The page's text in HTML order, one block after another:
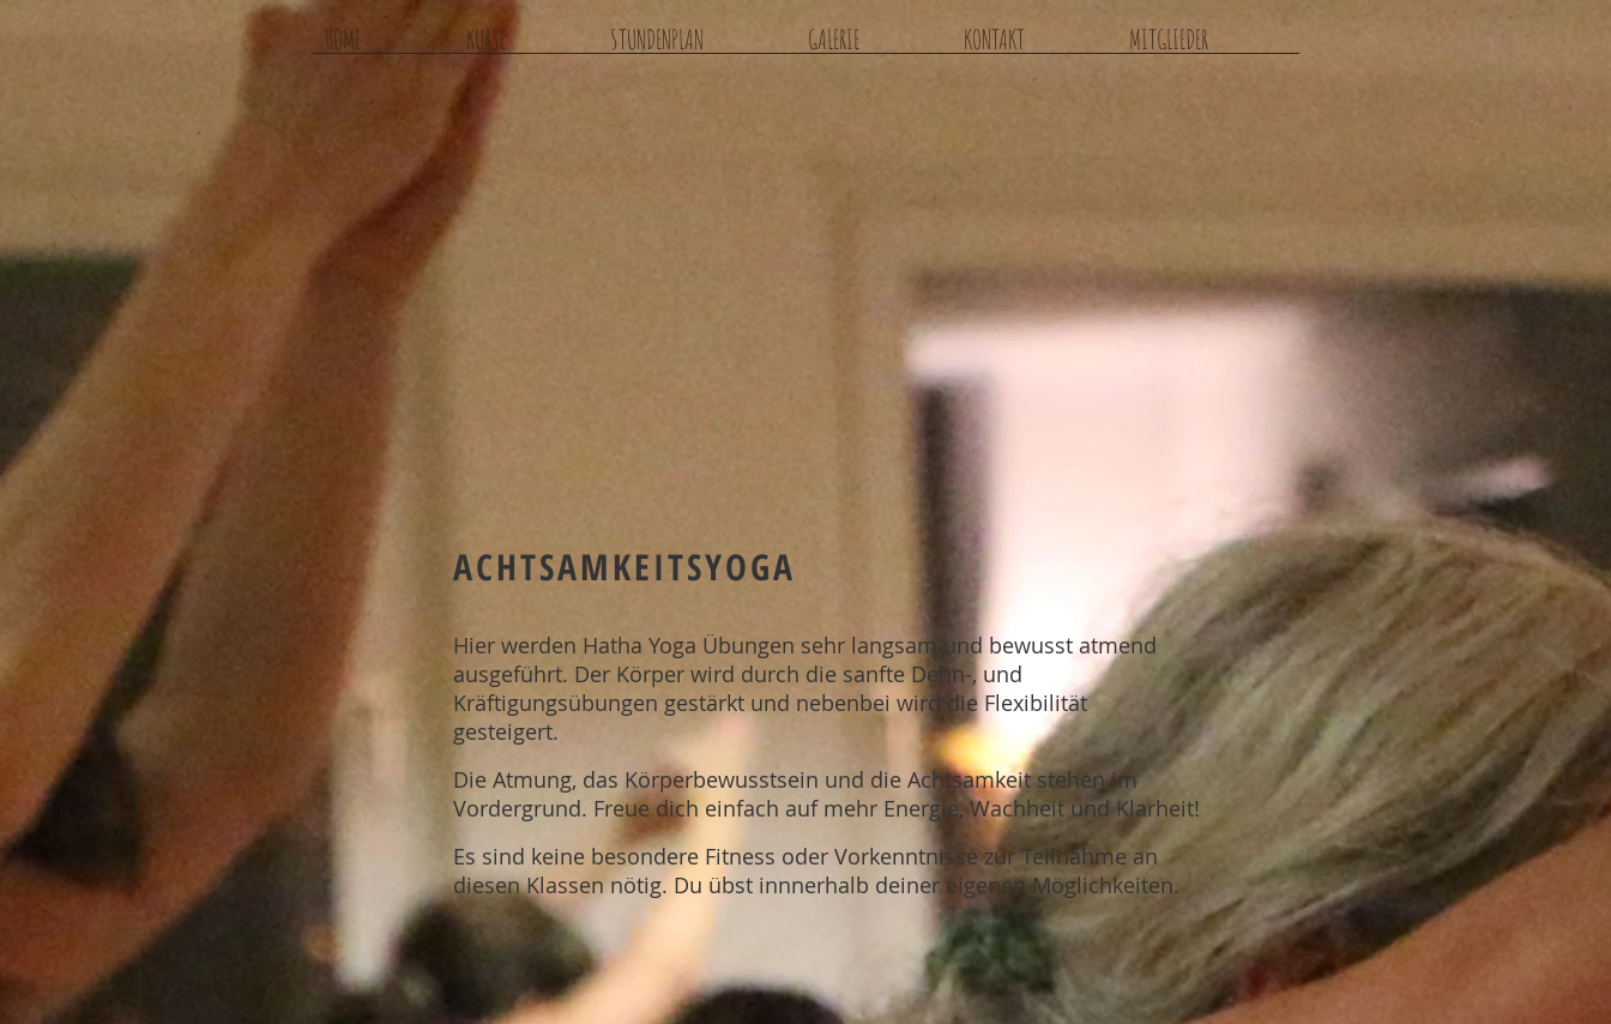
HOME KURSE STUNDENPLAN GALERIE KONTAKT MITGLIEDER
ACHTSAMKEITSYOGA
Hier werden Hatha Yoga Übungen sehr langsam und bewusst atmend
ausgeführt. Der Körper wird durch die sanfte Dehn-, und
Kräftigungsübungen gestärkt und nebenbei wird die Flexibilität
gesteigert.
Die Atmung, das Körperbewusstsein und die Achtsamkeit stehen im
Vordergrund. Freue dich einfach auf mehr Energie, Wachheit und Klarheit!
Es sind keine besondere Fitness oder Vorkenntnisse zur Teilnahme an
diesen Klassen nötig. Du übst innnerhalb deiner eigenen Möglichkeiten.